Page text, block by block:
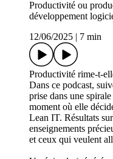
ChatGPT) pour
Abonnez-vous pour
entreprise.
Hébergé par Ausha.
confidentialite pour